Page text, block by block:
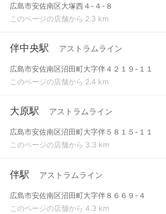
広島市安佐南区大塚西４-４-８
このページの店舗から 2.3 km
伴中央駅 アストラムライン
広島市安佐南区沼田町大字伴４２１９-１１
このページの店舗から 2.4 km
大原駅 アストラムライン
広島市安佐南区沼田町大字伴５８１５-１１
このページの店舗から 3.3 km
伴駅 アストラムライン
広島市安佐南区沼田町大字伴８６６９-４
このページの店舗から 4.3 km